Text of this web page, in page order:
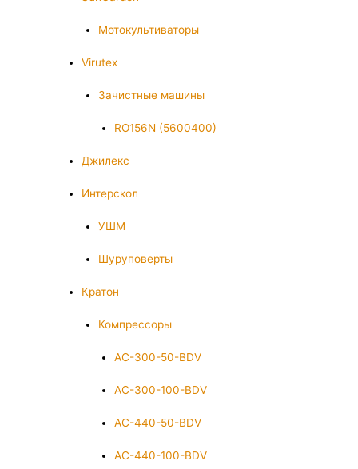
Мотокультиваторы
Virutex
Зачистные машины
RO156N (5600400)
Джилекс
Интерскол
УШМ
Шуруповерты
Кратон
Компрессоры
AC-300-50-BDV
AC-300-100-BDV
AC-440-50-BDV
AC-440-100-BDV